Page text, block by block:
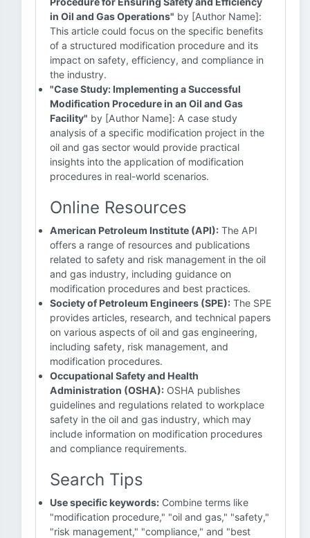
in Oil and Gas Operations" by [Author Name]:
This article could focus on the specific benefits
of a structured modification procedure and its
impact on safety, efficiency, and compliance in
the industry.
"Case Study: Implementing a Successful
Modification Procedure in an Oil and Gas
Facility" by [Author Name]: A case study
analysis of a specific modification project in the
oil and gas sector would provide practical
insights into the application of modification
procedures in real-world scenarios.
Online Resources
American Petroleum Institute (API): The API
offers a range of resources and publications
related to safety and risk management in the oil
and gas industry, including guidance on
modification procedures and best practices.
Society of Petroleum Engineers (SPE): The SPE
provides articles, research, and technical papers
on various aspects of oil and gas engineering,
including safety, risk management, and
modification procedures.
Occupational Safety and Health
Administration (OSHA): OSHA publishes
guidelines and regulations related to workplace
safety in the oil and gas industry, which may
include information on modification procedures
and compliance requirements.
Search Tips
Use specific keywords: Combine terms like
"modification procedure," "oil and gas," "safety,"
"risk management," "compliance," and "best